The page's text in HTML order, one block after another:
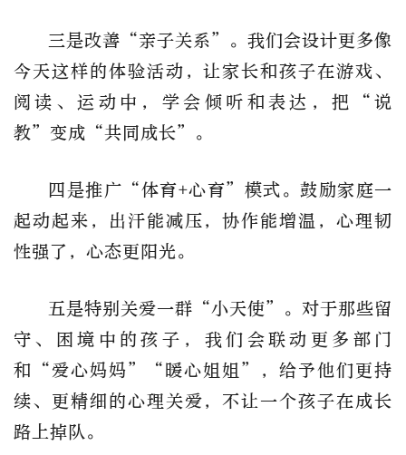
三是改善“亲子关系”。我们会设计更多像
今天这样的体验活动，让家长和孩子在游戏、
阅读、运动中，学会倾听和表达，把“说
教”变成“共同成长”。
四是推广“体育+心育”模式。鼓励家庭一
起动起来，出汗能减压，协作能增温，心理韧
性强了，心态更阳光。
五是特别关爱一群“小天使”。对于那些留
守、困境中的孩子，我们会联动更多部门
和“爱心妈妈”“暖心姐姐”，给予他们更持
续、更精细的心理关爱，不让一个孩子在成长
路上掉队。